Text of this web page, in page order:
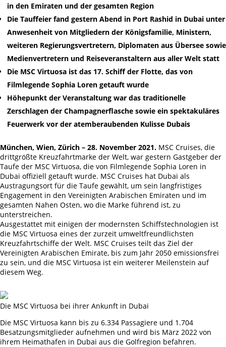
in den Emiraten und der gesamten Region
Die Tauffeier fand gestern Abend in Port Rashid in Dubai unter
Anwesenheit von Mitgliedern der Königsfamilie, Ministern,
weiteren Regierungsvertretern, Diplomaten aus Übersee sowie
Medienvertretern und Reiseveranstaltern aus aller Welt statt
Die MSC Virtuosa ist das 17. Schiff der Flotte, das von
Filmlegende Sophia Loren getauft wurde
Höhepunkt der Veranstaltung war das traditionelle
Zerschlagen der Champagnerflasche sowie ein spektakuläres
Feuerwerk vor der atemberaubenden Kulisse Dubais
München, Wien, Zürich – 28. November 2021. MSC Cruises, die
drittgrößte Kreuzfahrtmarke der Welt, war gestern Gastgeber der
Taufe der MSC Virtuosa, die von Filmlegende Sophia Loren in
Dubai offiziell getauft wurde. MSC Cruises hat Dubai als
Austragungsort für die Taufe gewählt, um sein langfristiges
Engagement in den Vereinigten Arabischen Emiraten und im
gesamten Nahen Osten, wo die Marke führend ist, zu
unterstreichen.
Ausgestattet mit einigen der modernsten Schiffstechnologien ist
die MSC Virtuosa eines der zurzeit umweltfreundlichsten
Kreuzfahrtschiffe der Welt. MSC Cruises teilt das Ziel der
Vereinigten Arabischen Emirate, bis zum Jahr 2050 emissionsfrei
zu sein, und die MSC Virtuosa ist ein weiterer Meilenstein auf
diesem Weg.
Die MSC Virtuosa bei ihrer Ankunft in Dubai
Die MSC Virtuosa kann bis zu 6.334 Passagiere und 1.704
Besatzungsmitglieder aufnehmen und wird bis März 2022 von
ihrem Heimathafen in Dubai aus die Golfregion befahren.